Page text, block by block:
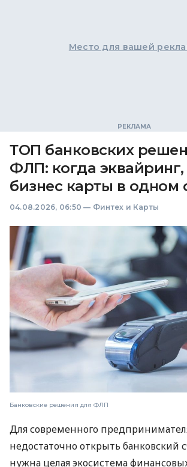
Место для вашей
ТОП банковских
ФЛП: когда
бизнес карты в одном
04.08.2026, 06:50 — Финтех и Карты
Банковские решения для ФЛП
Для современного
недостаточно открыть банковский
нужна целая экосистема